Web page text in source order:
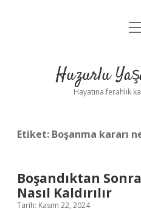
Yasal
Huzurlu
Hayatına ferahlık
Etiket: Boşanma kararı
Boşandıktan
Nasıl Kaldırılır
Tarih: Kasım 22, 2024